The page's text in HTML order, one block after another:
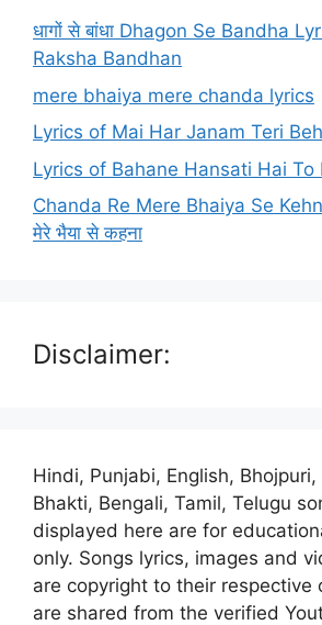
धागों से बांधा Dhagon Se Bandha
Raksha Bandhan
mere bhaiya mere chanda lyrics
Lyrics of Mai Har Janam Teri
Lyrics of Bahane Hansati Hai To
Chanda Re Mere Bhaiya Se
मेरे भैया से कहना
Disclaimer:
Hindi, Punjabi, English, Bhojpuri,
Bhakti, Bengali, Tamil, Telugu
displayed here are for
only. Songs lyrics, images and
are copyright to their respective
are shared from the verified